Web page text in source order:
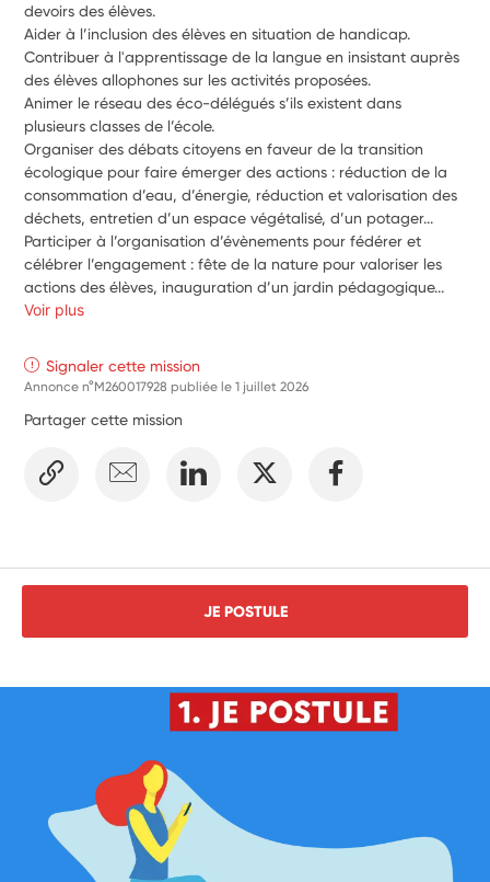
devoirs des élèves.
Aider à l’inclusion des élèves en situation de handicap.
Contribuer à l'apprentissage de la langue en insistant auprès
des élèves allophones sur les activités proposées.
Animer le réseau des éco-délégués s’ils existent dans
plusieurs classes de l’école.
Organiser des débats citoyens en faveur de la transition
écologique pour faire émerger des actions : réduction de la
consommation d’eau, d’énergie, réduction et valorisation des
déchets, entretien d’un espace végétalisé, d’un potager...
Participer à l’organisation d’évènements pour fédérer et
célébrer l’engagement : fête de la nature pour valoriser les
actions des élèves, inauguration d’un jardin pédagogique...
Voir plus
Signaler cette mission
Annonce n°M260017928 publiée le1 juillet 2026
Partager cette mission
JE POSTULE